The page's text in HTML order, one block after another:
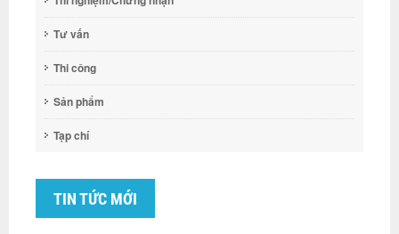
Tư vấn
Thi công
Sản phẩm
Tạp chí
TIN TỨC MỚI